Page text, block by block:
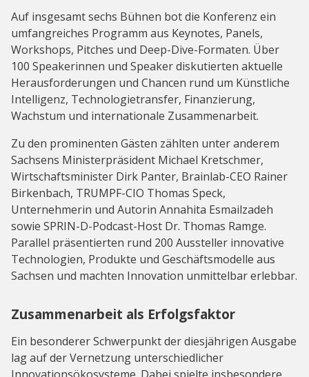
Auf insgesamt sechs Bühnen bot die Konferenz ein
umfangreiches Programm aus Keynotes, Panels,
Workshops, Pitches und Deep-Dive-Formaten. Über
100 Speakerinnen und Speaker diskutierten aktuelle
Herausforderungen und Chancen rund um Künstliche
Intelligenz, Technologietransfer, Finanzierung,
Wachstum und internationale Zusammenarbeit.
Zu den prominenten Gästen zählten unter anderem
Sachsens Ministerpräsident Michael Kretschmer,
Wirtschaftsminister Dirk Panter, Brainlab-CEO Rainer
Birkenbach, TRUMPF-CIO Thomas Speck,
Unternehmerin und Autorin Annahita Esmailzadeh
sowie SPRIN-D-Podcast-Host Dr. Thomas Ramge.
Parallel präsentierten rund 200 Aussteller innovative
Technologien, Produkte und Geschäftsmodelle aus
Sachsen und machten Innovation unmittelbar erlebbar.
Zusammenarbeit als Erfolgsfaktor
Ein besonderer Schwerpunkt der diesjährigen Ausgabe
lag auf der Vernetzung unterschiedlicher